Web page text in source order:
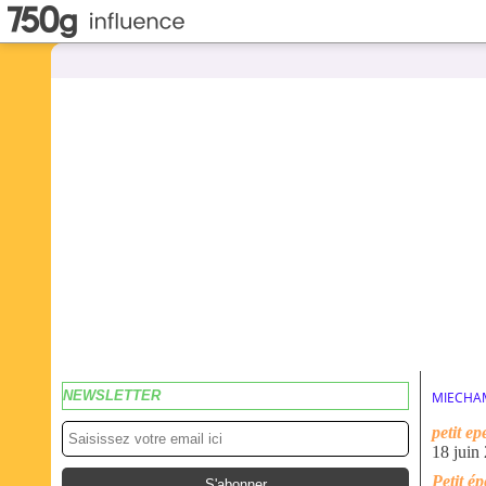
NEWSLETTER
petit
18 juin
Petit